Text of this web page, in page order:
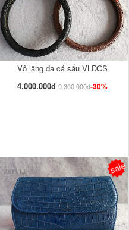
Vô lăng da cá sấu VLDCS
4.000.000đ 9.300.000đ-30%
sale